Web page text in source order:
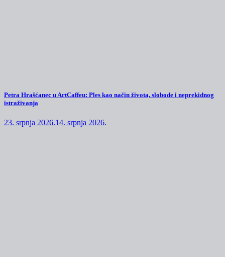
Petra Hrašćanec u ArtCaffeu: Ples kao način života, slobode i neprekidnog
istraživanja
23. srpnja 2026.14. srpnja 2026.